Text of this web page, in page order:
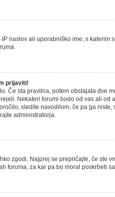
naslov ali uporabniško ime, s
prijaviti!
Če sta pravilna, potem obstajata dve
Nekateri forumi bodo od vas ali
sledite navodilom, če pa ga
administratorja.
zgodi. Najprej se prepričajte, če ste
foruma, za kar pa bo moral poskrbeti